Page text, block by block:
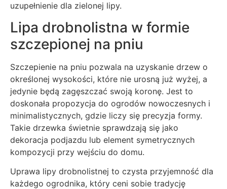
uzupełnienie dla zielonej lipy.
Lipa drobnolistna w formie
szczepionej na pniu
Szczepienie na pniu pozwala na uzyskanie drzew o
określonej wysokości, które nie urosną już wyżej, a
jedynie będą zagęszczać swoją koronę. Jest to
doskonała propozycja do ogrodów nowoczesnych i
minimalistycznych, gdzie liczy się precyzja formy.
Takie drzewka świetnie sprawdzają się jako
dekoracja podjazdu lub element symetrycznych
kompozycji przy wejściu do domu.
Uprawa lipy drobnolistnej to czysta przyjemność dla
każdego ogrodnika, który ceni sobie tradycję